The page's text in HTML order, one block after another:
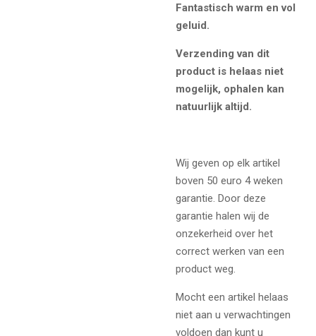
Fantastisch warm en vol
geluid.
Verzending van dit
product is helaas niet
mogelijk, ophalen kan
natuurlijk altijd.
Wij geven op elk artikel
boven 50 euro 4 weken
garantie. Door deze
garantie halen wij de
onzekerheid over het
correct werken van een
product weg.
Mocht een artikel helaas
niet aan u verwachtingen
voldoen dan kunt u